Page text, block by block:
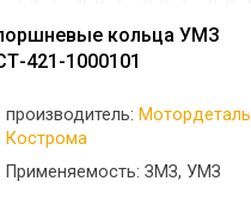
кольца УМЗ
421-1000101
производитель: Мотордеталь
Кострома
Применяемость: ЗМЗ, УМЗ